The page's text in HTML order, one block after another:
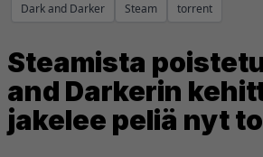
Dark and Darker Steam torrent
Steamista
and Darkerin
jakelee peliä nyt